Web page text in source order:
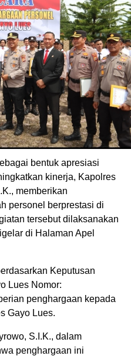
bentuk apresiasi
kinerja, Kapolres
memberikan
personel berprestasi di
tersebut dilaksanakan
di Halaman Apel
Keputusan
Lues Nomor:
penghargaan kepada
Gayo Lues.
S.I.K., dalam
penghargaan ini